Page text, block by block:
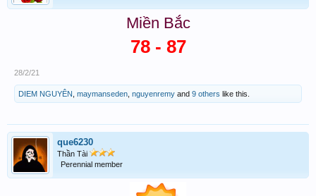
Miền Bắc
78 - 87
28/2/21
DIEM NGUYÊN maymanseden nguyenremy and 9 others like this.
que6230
Thần Tài
Perennial member